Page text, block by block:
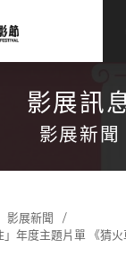
影展訊
影展新聞
影展新聞
年度主題片單 《猜